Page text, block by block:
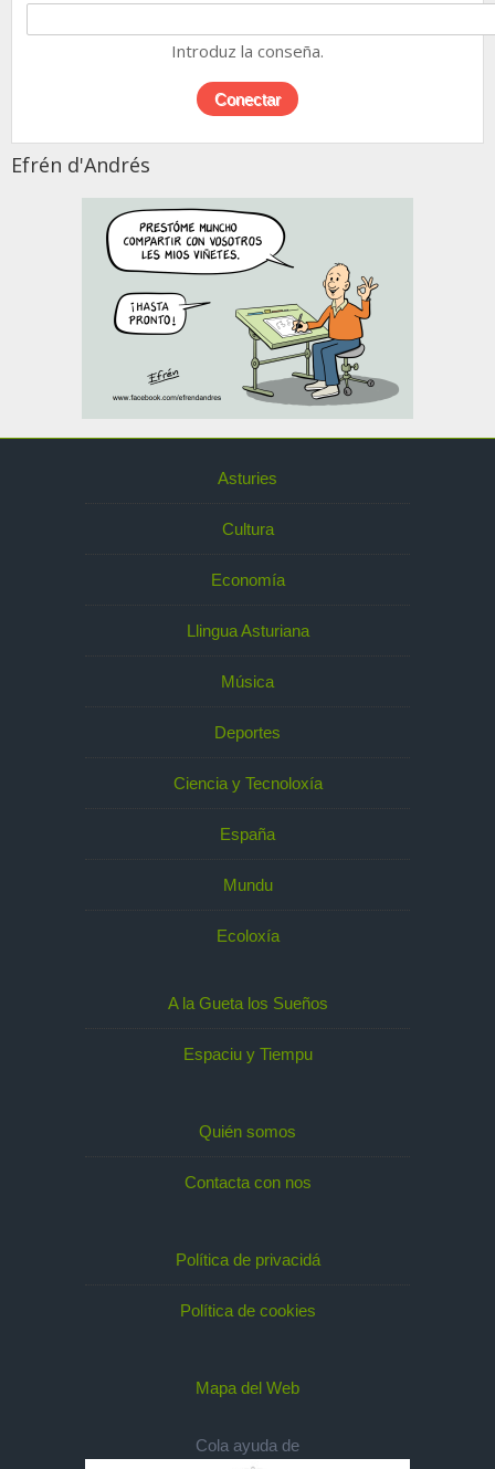
Introduz la conseña.
Efrén d'Andrés
Asturies
Cultura
Economía
Llingua Asturiana
Música
Deportes
Ciencia y Tecnoloxía
España
Mundu
Ecoloxía
A la Gueta los Sueños
Espaciu y Tiempu
Quién somos
Contacta con nos
Política de privacidá
Política de cookies
Mapa del Web
Cola ayuda de